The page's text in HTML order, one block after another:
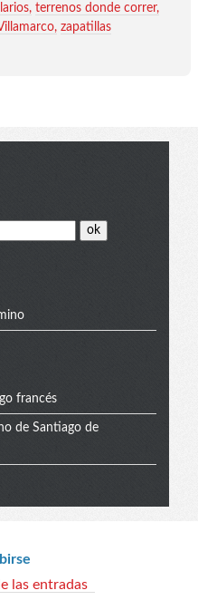
terrenos donde correr
zapatillas
francés
de Santiago de
las entradas